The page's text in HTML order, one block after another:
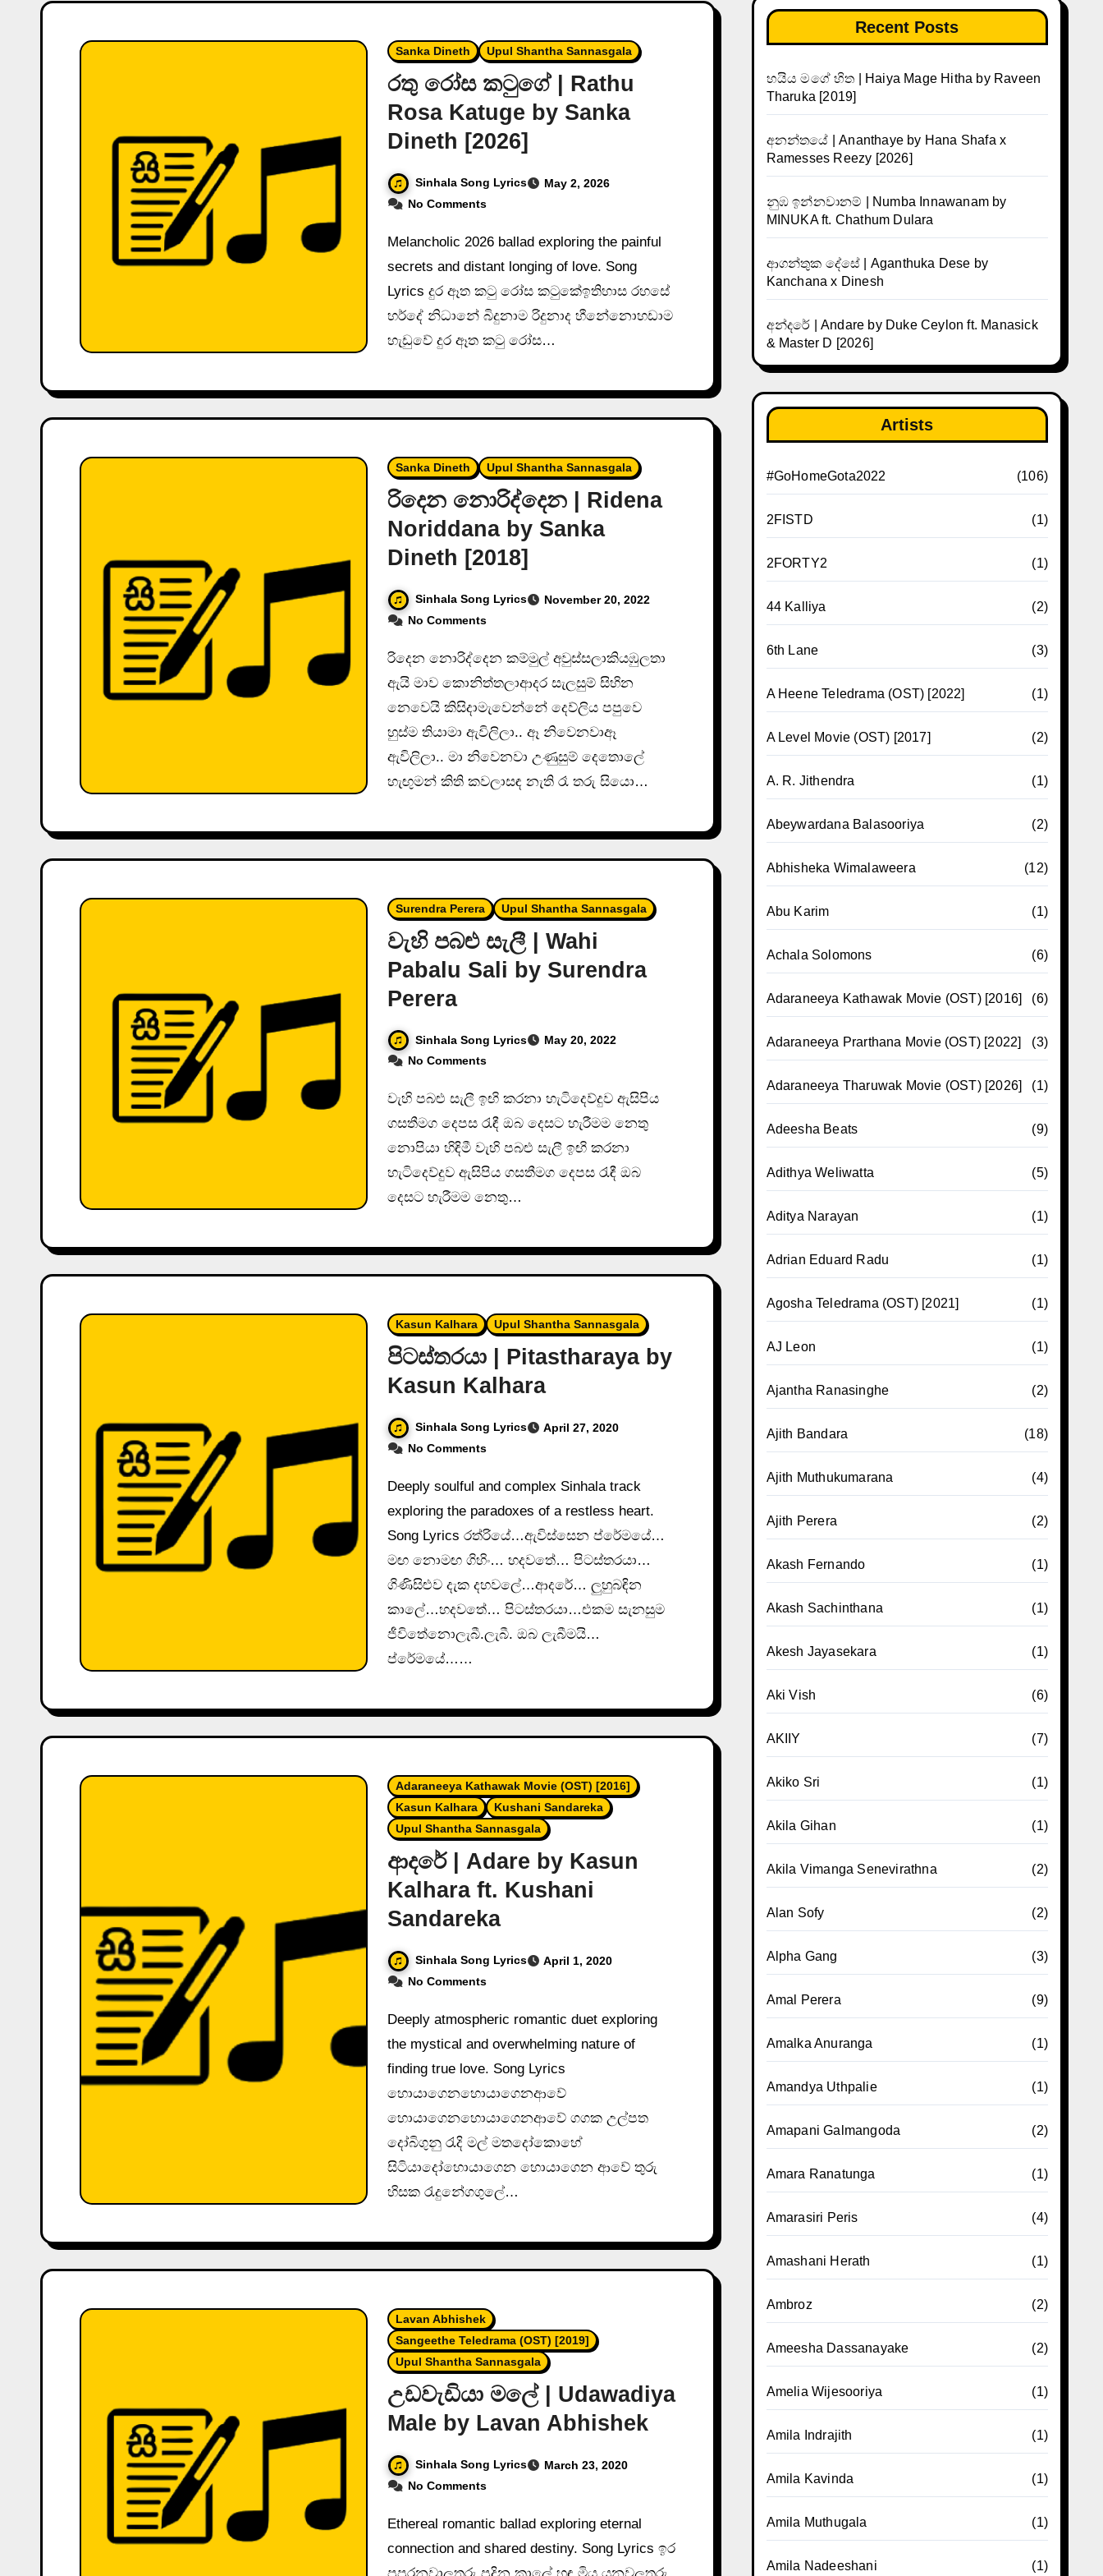
Sanka Dineth Upul Shantha Sannasgala
රතු රෝස කටුගේ | Rathu
Rosa Katuge by Sanka
Dineth [2026]
Sinhala Song Lyrics
May 2, 2026
No Comments
Melancholic 2026 ballad exploring the painful
secrets and distant longing of love. Song
Lyrics දුර ඈත කටු රෝස කටුකේඉතිහාස රහසේ
හර්දේ නිධානේ බිදුනාම රිදුනාද හීනේනොහඩාම
හැඩුවේ දුර ඈත කටු රෝස…
Sanka Dineth Upul Shantha Sannasgala
රිදෙන නොරිද්දෙන | Ridena
Noriddana by Sanka
Dineth [2018]
Sinhala Song Lyrics
November 20, 2022
No Comments
රිදෙන නොරිද්දෙන කම්මුල් අවුස්සලාකියඹුලතා
ඇයි මාව කොනිත්තලාආදර සැලසුම් සිහින
නෙවෙයි කිසිදාමැවෙන්නේ දෙව්ලිය පපුවෙ
හුස්ම තියාමා ඇවිලිලා.. ඈ නිවෙනවාඈ
ඇවිලිලා.. මා නිවෙනවා උණුසුම් දෙතොලේ
හැඟුමන් කිති කවලාසඳ නැති රෑ තරු සියො…
Surendra Perera Upul Shantha Sannasgala
වැහි පබළු සැලී | Wahi
Pabalu Sali by Surendra
Perera
Sinhala Song Lyrics
May 20, 2022
No Comments
වැහි පබළු සැලී ඉඟි කරනා හැටිදෙව්දුව ඇසිපිය
ගසතීමග දෙපස රැඳී ඔබ දෙසට හැරීමම නෙතු
නොපියා හිඳිමී වැහි පබළු සැලී ඉඟි කරනා
හැටිදෙව්දුව ඇසිපිය ගසතීමග දෙපස රැඳී ඔබ
දෙසට හැරීමම නෙතු…
Kasun Kalhara Upul Shantha Sannasgala
පිටස්තරයා | Pitastharaya by
Kasun Kalhara
Sinhala Song Lyrics
April 27, 2020
No Comments
Deeply soulful and complex Sinhala track
exploring the paradoxes of a restless heart.
Song Lyrics රත්රියේ…ඇවිස්සෙන ප්රේමයේ…
මඟ නොමඟ ගිහිං… හදවතේ… පිටස්තරයා…
ගිණිසිළුව දැක දහවලේ…ආදරේ… ලුහුබඳින
කාලේ…හදවතේ… පිටස්තරයා…එකම සැනසුම
ජීවිතේනොලැබී.ලැබී. ඔබ ලැබීමයි…
ප්රේමයේ……
Adaraneeya Kathawak Movie (OST) [2016]
Kasun Kalhara
Kushani Sandareka
Upul Shantha Sannasgala
ආදරේ | Adare by Kasun
Kalhara ft. Kushani
Sandareka
Sinhala Song Lyrics
April 1, 2020
No Comments
Deeply atmospheric romantic duet exploring
the mystical and overwhelming nature of
finding true love. Song Lyrics
හොයාගෙනහොයාගෙනආවේ
හොයාගෙනහොයාගෙනආවේ ගගක උල්පත
දෝබිගුනු රැදි මල් මතදෝකොහේ
සිටියාදෝහොයාගෙන හොයාගෙන ආවේ තුරු
හිසක රැදුනේගගුලේ…
Lavan Abhishek
Sangeethe Teledrama (OST) [2019]
Upul Shantha Sannasgala
උඩවැඩියා මලේ | Udawadiya
Male by Lavan Abhishek
Sinhala Song Lyrics
March 23, 2020
No Comments
Ethereal romantic ballad exploring eternal
connection and shared destiny. Song Lyrics ඉර
Recent Posts
හයිය මගේ හිත | Haiya Mage Hitha by Raveen
Tharuka [2019]
අනන්තයේ | Ananthaye by Hana Shafa x
Ramesses Reezy [2026]
නුඹ ඉන්නවානම් | Numba Innawanam by
MINUKA ft. Chathum Dulara
ආගන්තුක දේසේ | Aganthuka Dese by
Kanchana x Dinesh
අන්දරේ | Andare by Duke Ceylon ft. Manasick
& Master D [2026]
Artists
#GoHomeGota2022 (106)
2FISTD (1)
2FORTY2 (1)
44 Kalliya (2)
6th Lane (3)
A Heene Teledrama (OST) [2022] (1)
A Level Movie (OST) [2017] (2)
A. R. Jithendra (1)
Abeywardana Balasooriya (2)
Abhisheka Wimalaweera (12)
Abu Karim (1)
Achala Solomons (6)
Adaraneeya Kathawak Movie (OST) [2016] (6)
Adaraneeya Prarthana Movie (OST) [2022] (3)
Adaraneeya Tharuwak Movie (OST) [2026] (1)
Adeesha Beats (9)
Adithya Weliwatta (5)
Aditya Narayan (1)
Adrian Eduard Radu (1)
Agosha Teledrama (OST) [2021] (1)
AJ Leon (1)
Ajantha Ranasinghe (2)
Ajith Bandara (18)
Ajith Muthukumarana (4)
Ajith Perera (2)
Akash Fernando (1)
Akash Sachinthana (1)
Akesh Jayasekara (1)
Aki Vish (6)
AKIIY (7)
Akiko Sri (1)
Akila Gihan (1)
Akila Vimanga Senevirathna (2)
Alan Sofy (2)
Alpha Gang (3)
Amal Perera (9)
Amalka Anuranga (1)
Amandya Uthpalie (1)
Amapani Galmangoda (2)
Amara Ranatunga (1)
Amarasiri Peris (4)
Amashani Herath (1)
Ambroz (2)
Ameesha Dassanayake (2)
Amelia Wijesooriya (1)
Amila Indrajith (1)
Amila Kavinda (1)
Amila Muthugala (1)
Amila Nadeeshani (1)